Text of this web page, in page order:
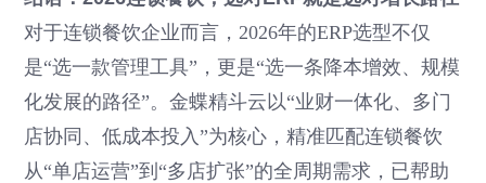
对于连锁餐饮企业而言，2026年的ERP选型不仅
是“选一款管理工具”，更是“选一条降本增效、规模
化发展的路径”。金蝶精斗云以“业财一体化、多门
店协同、低成本投入”为核心，精准匹配连锁餐饮
从“单店运营”到“多店扩张”的全周期需求，已帮助